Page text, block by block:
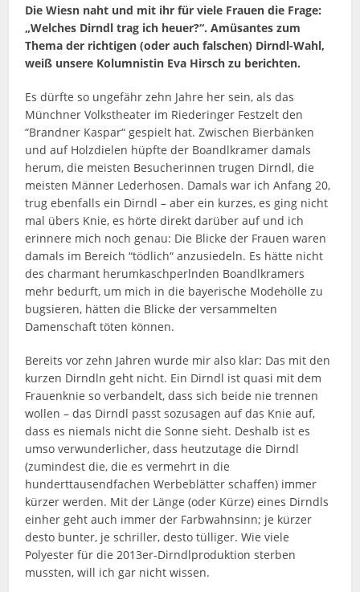
Die Wiesn naht und mit ihr für viele Frauen die Frage:
„Welches Dirndl trag ich heuer?“. Amüsantes zum
Thema der richtigen (oder auch falschen) Dirndl-Wahl,
weiß unsere Kolumnistin Eva Hirsch zu berichten.
Es dürfte so ungefähr zehn Jahre her sein, als das
Münchner Volkstheater im Riederinger Festzelt den
“Brandner Kaspar“ gespielt hat. Zwischen Bierbänken
und auf Holzdielen hüpfte der Boandlkramer damals
herum, die meisten Besucherinnen trugen Dirndl, die
meisten Männer Lederhosen. Damals war ich Anfang 20,
trug ebenfalls ein Dirndl – aber ein kurzes, es ging nicht
mal übers Knie, es hörte direkt darüber auf und ich
erinnere mich noch genau: Die Blicke der Frauen waren
damals im Bereich “tödlich“ anzusiedeln. Es hätte nicht
des charmant herumkaschperlnden Boandlkramers
mehr bedurft, um mich in die bayerische Modehölle zu
bugsieren, hätten die Blicke der versammelten
Damenschaft töten können.
Bereits vor zehn Jahren wurde mir also klar: Das mit den
kurzen Dirndln geht nicht. Ein Dirndl ist quasi mit dem
Frauenknie so verbandelt, dass sich beide nie trennen
wollen – das Dirndl passt sozusagen auf das Knie auf,
dass es niemals nicht die Sonne sieht. Deshalb ist es
umso verwunderlicher, dass heutzutage die Dirndl
(zumindest die, die es vermehrt in die
hunderttausendfachen Werbeblätter schaffen) immer
kürzer werden. Mit der Länge (oder Kürze) eines Dirndls
einher geht auch immer der Farbwahnsinn; je kürzer
desto bunter, je schriller, desto tülliger. Wie viele
Polyester für die 2013er-Dirndlproduktion sterben
mussten, will ich gar nicht wissen.